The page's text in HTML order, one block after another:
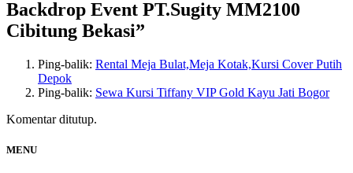
Backdrop Event PT.Sugity MM2100
Cibitung Bekasi”
Ping-balik: Rental Meja Bulat,Meja Kotak,Kursi Cover Putih
Depok
Ping-balik: Sewa Kursi Tiffany VIP Gold Kayu Jati Bogor
Komentar ditutup.
MENU